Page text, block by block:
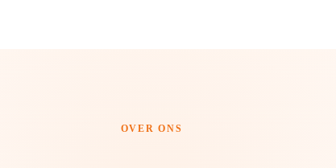
OVER ONS